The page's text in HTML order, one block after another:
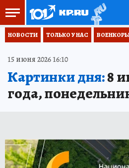
НОВОСТИ ТОЛЬКО У НАС
15 июня 2026 16:10
Картинки дня:8
года,